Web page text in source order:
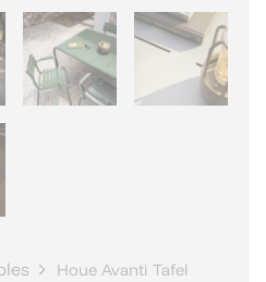
Houe Avanti Tafel